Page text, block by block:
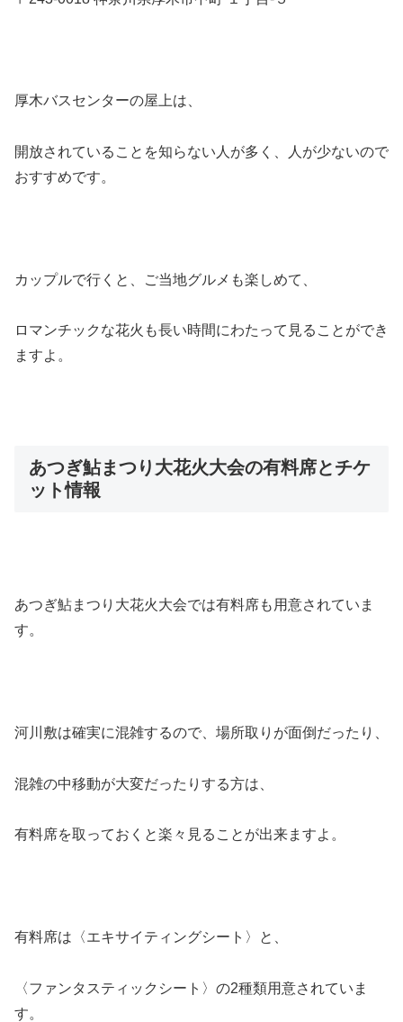
厚木バスセンターの屋上は、
開放されていることを知らない人が多く、人が少ないので
おすすめです。
カップルで行くと、ご当地グルメも楽しめて、
ロマンチックな花火も長い時間にわたって見ることができ
ますよ。
あつぎ鮎まつり大花火大会の有料席とチケ
ット情報
あつぎ鮎まつり大花火大会では有料席も用意されていま
す。
河川敷は確実に混雑するので、場所取りが面倒だったり、
混雑の中移動が大変だったりする方は、
有料席を取っておくと楽々見ることが出来ますよ。
有料席は〈エキサイティングシート〉と、
〈ファンタスティックシート〉の2種類用意されていま
す。